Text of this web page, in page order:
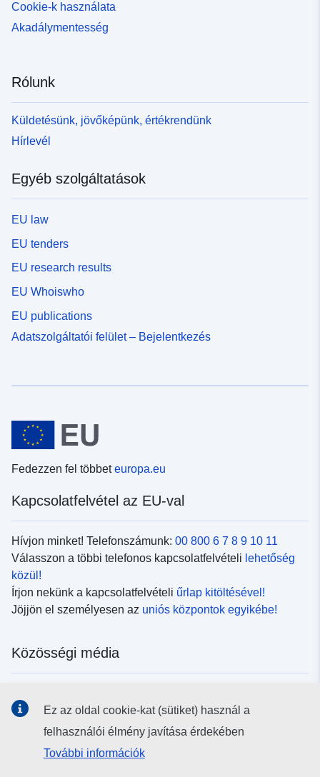
Cookie-k használata
Akadálymentesség
Rólunk
Küldetésünk, jövőképünk, értékrendünk
Hírlevél
Egyéb szolgáltatások
EU law
EU tenders
EU research results
EU Whoiswho
EU publications
Adatszolgáltatói felület – Bejelentkezés
Fedezzen fel többeteuropa.eu
Kapcsolatfelvétel az EU-val
Hívjon minket! Telefonszámunk: 00 800 6 7 8 9 10 11
Válasszon a többi telefonos kapcsolatfelvételi lehetőség
közül!
Írjon nekünk a kapcsolatfelvételi űrlap kitöltésével!
Jöjjön el személyesen az uniós központok egyikébe!
Közösségi média
Uniós intézmények és szervek
Ez az oldal cookie-kat (sütiket) használ a
felhasználói élmény javítása érdekében
További információk